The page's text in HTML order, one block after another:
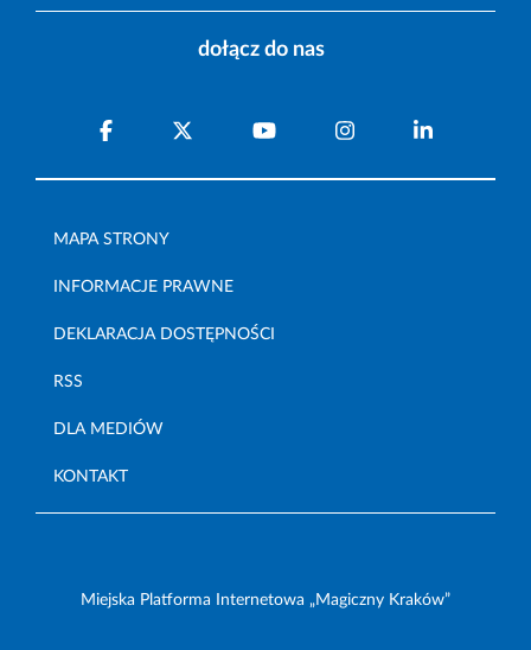
dołącz do nas
MAPA STRONY
INFORMACJE PRAWNE
DEKLARACJA DOSTĘPNOŚCI
RSS
DLA MEDIÓW
KONTAKT
Miejska Platforma Internetowa „Magiczny Kraków”